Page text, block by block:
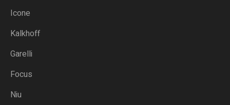
Icone
Kalkhoff
Garelli
Focus
Niu